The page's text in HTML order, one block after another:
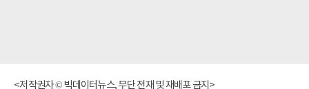
<저작권자 © 빅데이터뉴스, 무단 전재 및 재배포 금지>